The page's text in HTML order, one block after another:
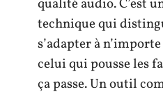
qualité audio. C’est
technique qui
s’adapter à
celui qui pousse les
ça passe. Un outil